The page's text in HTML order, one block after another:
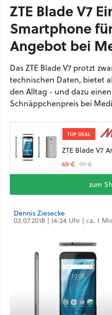
ZTE Blade V7
Smartphone
Angebot bei
Das ZTE Blade V7 protzt
technischen Daten, bietet
den Alltag - und dazu
Schnäppchenpreis bei
TOP DEAL
ZTE Blade V7
69 € 99 €
zum
Dennis Ziesecke
02.07.2018 | 14:24 Uhr | ca. 1